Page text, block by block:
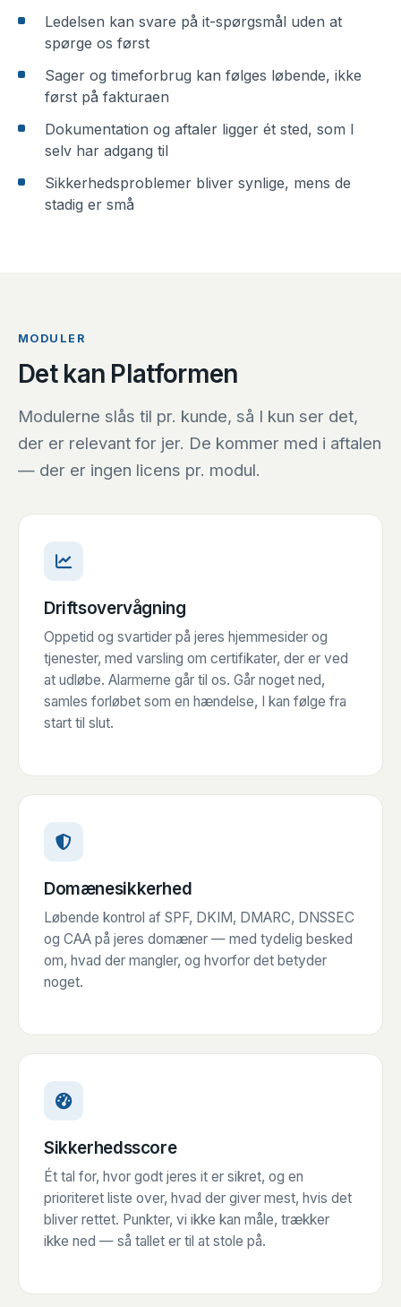
Ledelsen kan svare på it-spørgsmål uden at
spørge os først
Sager og timeforbrug kan følges løbende, ikke
først på fakturaen
Dokumentation og aftaler ligger ét sted, som I
selv har adgang til
Sikkerhedsproblemer bliver synlige, mens de
stadig er små
MODULER
Det kan Platformen
Modulerne slås til pr. kunde, så I kun ser det,
der er relevant for jer. De kommer med i aftalen
— der er ingen licens pr. modul.
Driftsovervågning
Oppetid og svartider på jeres hjemmesider og
tjenester, med varsling om certifikater, der er ved
at udløbe. Alarmerne går til os. Går noget ned,
samles forløbet som en hændelse, I kan følge fra
start til slut.
Domænesikkerhed
Løbende kontrol af SPF, DKIM, DMARC, DNSSEC
og CAA på jeres domæner — med tydelig besked
om, hvad der mangler, og hvorfor det betyder
noget.
Sikkerhedsscore
Ét tal for, hvor godt jeres it er sikret, og en
prioriteret liste over, hvad der giver mest, hvis det
bliver rettet. Punkter, vi ikke kan måle, trækker
ikke ned — så tallet er til at stole på.